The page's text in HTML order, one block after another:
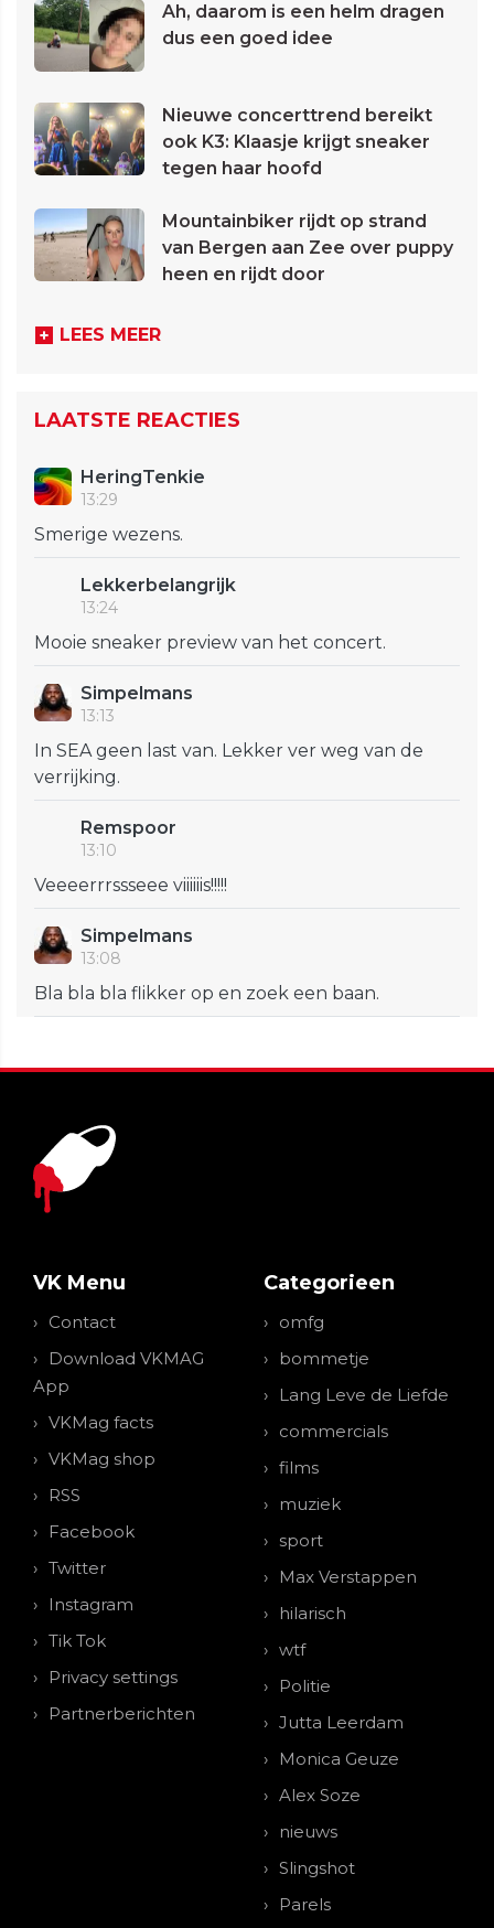
Ah, daarom is een helm dragen
dus een goed idee
Nieuwe concerttrend bereikt
ook K3: Klaasje krijgt sneaker
tegen haar hoofd
Mountainbiker rijdt op strand
van Bergen aan Zee over puppy
heen en rijdt door
LEES MEER
LAATSTE REACTIES
HeringTenkie
13:29
Smerige wezens.
Lekkerbelangrijk
13:24
Mooie sneaker preview van het concert.
Simpelmans
13:13
In SEA geen last van. Lekker ver weg van de
verrijking.
Remspoor
13:10
Veeeerrrssseee viiiiiis!!!!!
Simpelmans
13:08
Bla bla bla flikker op en zoek een baan.
VK Menu
Contact
Download VKMAG
App
VKMag facts
VKMag shop
RSS
Facebook
Twitter
Instagram
Tik Tok
Privacy settings
Partnerberichten
Categorieen
omfg
bommetje
Lang Leve de Liefde
commercials
films
muziek
sport
Max Verstappen
hilarisch
wtf
Politie
Jutta Leerdam
Monica Geuze
Alex Soze
nieuws
Slingshot
Parels